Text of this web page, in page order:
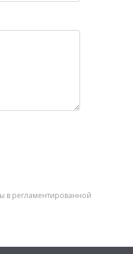
в регламентированной